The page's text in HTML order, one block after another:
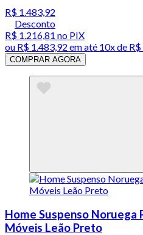
R$ 1.483,92
Desconto
R$ 1.216,81 no PIX
ou R$ 1.483,92 em até 10x de
COMPRAR AGORA
Home Suspenso Noruega
Móveis Leão Preto